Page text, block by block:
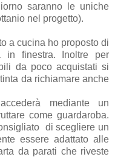
saranno le uniche
nel progetto).
a cucina ho proposto di
in finestra. Inoltre per
da poco acquistati si
da richiamare anche
mediante un
come guardaroba.
di scegliere un
essere adattato alle
da parati che riveste